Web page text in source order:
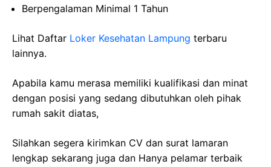
Berpengalaman Minimal 1 Tahun
Lihat Daftar Loker Kesehatan Lampung terbaru
lainnya.
Apabila kamu merasa memiliki kualifikasi dan minat
dengan posisi yang sedang dibutuhkan oleh pihak
rumah sakit diatas,
Silahkan segera kirimkan CV dan surat lamaran
lengkap sekarang juga dan Hanya pelamar terbaik